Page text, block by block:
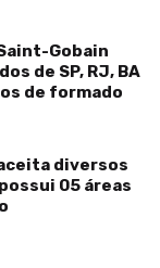
Gobain
de SP, RJ, BA
de formado
diversos
05 áreas